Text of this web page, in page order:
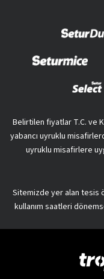
Belirtilen fiyatlar T.C. ve
yabancı uyruklu
uyruklu misafirlere
Sitemizde yer alan tesis
kullanım saatleri